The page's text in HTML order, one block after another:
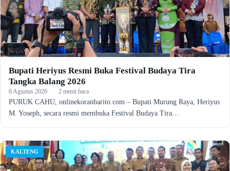
Bupati Heriyus Resmi Buka Festival Budaya Tira
Tangka Balang 2026
6 Agustus 2026 · 2 menit baca
PURUK CAHU, onlinekoranbarito.com – Bupati Murung Raya, Heriyus
M. Yoseph, secara resmi membuka Festival Budaya Tira…
KALTENG